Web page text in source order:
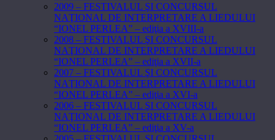
2009 – FESTIVALUL ŞI CONCURSUL
NAŢIONAL DE INTERPRETARE A LIEDULUI
“IONEL PERLEA” – ediţia a XVIII-a
2008 – FESTIVALUL ŞI CONCURSUL
NAŢIONAL DE INTERPRETARE A LIEDULUI
“IONEL PERLEA” – ediţia a XVII-a
2007 – FESTIVALUL ŞI CONCURSUL
NAŢIONAL DE INTERPRETARE A LIEDULUI
“IONEL PERLEA” – ediţia a XVI-a
2006 – FESTIVALUL ŞI CONCURSUL
NAŢIONAL DE INTERPRETARE A LIEDULUI
“IONEL PERLEA” – ediţia a XV-a